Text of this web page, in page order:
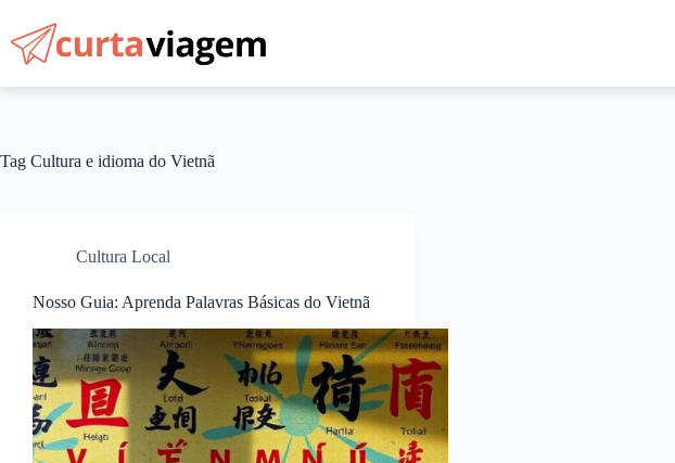
conteúdo
Tag Cultura e idioma do Vietnã
Cultura Local
Nosso Guia: Aprenda Palavras Básicas do Vietnã